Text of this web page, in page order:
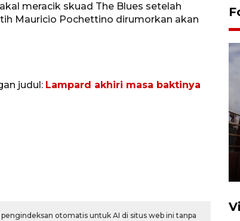
meracik skuad The Blues setelah
Mauricio Pochettino dirumorkan akan
judul: Lampard akhiri masa baktinya
otomatis untuk AI di situs web ini tanpa